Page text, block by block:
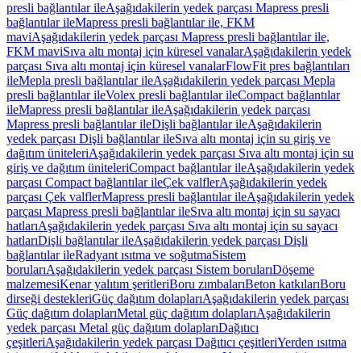
presli bağlantılar ileAşağıdakilerin yedek parçası Mapress presli
bağlantılar ileMapress presli bağlantılar ile, FKM
maviAşağıdakilerin yedek parçası Mapress presli bağlantılar ile,
FKM maviSıva altı montaj için küresel vanalarAşağıdakilerin yedek
parçası Sıva altı montaj için küresel vanalarFlowFit pres bağlantıları
ileMepla presli bağlantılar ileAşağıdakilerin yedek parçası Mepla
presli bağlantılar ileVolex presli bağlantılar ileCompact bağlantılar
ileMapress presli bağlantılar ileAşağıdakilerin yedek parçası
Mapress presli bağlantılar ileDişli bağlantılar ileAşağıdakilerin
yedek parçası Dişli bağlantılar ileSıva altı montaj için su giriş ve
dağıtım üniteleriAşağıdakilerin yedek parçası Sıva altı montaj için su
giriş ve dağıtım üniteleriCompact bağlantılar ileAşağıdakilerin yedek
parçası Compact bağlantılar ileÇek valflerAşağıdakilerin yedek
parçası Çek valflerMapress presli bağlantılar ileAşağıdakilerin yedek
parçası Mapress presli bağlantılar ileSıva altı montaj için su sayacı
hatlarıAşağıdakilerin yedek parçası Sıva altı montaj için su sayacı
hatlarıDişli bağlantılar ileAşağıdakilerin yedek parçası Dişli
bağlantılar ileRadyant ısıtma ve soğutmaSistem
borularıAşağıdakilerin yedek parçası Sistem borularıDöşeme
malzemesiKenar yalıtım şeritleriBoru zımbalarıBeton katkılarıBoru
dirseği destekleriGüç dağıtım dolaplarıAşağıdakilerin yedek parçası
Güç dağıtım dolaplarıMetal güç dağıtım dolaplarıAşağıdakilerin
yedek parçası Metal güç dağıtım dolaplarıDağıtıcı
çeşitleriAşağıdakilerin yedek parçası Dağıtıcı çeşitleriYerden ısıtma